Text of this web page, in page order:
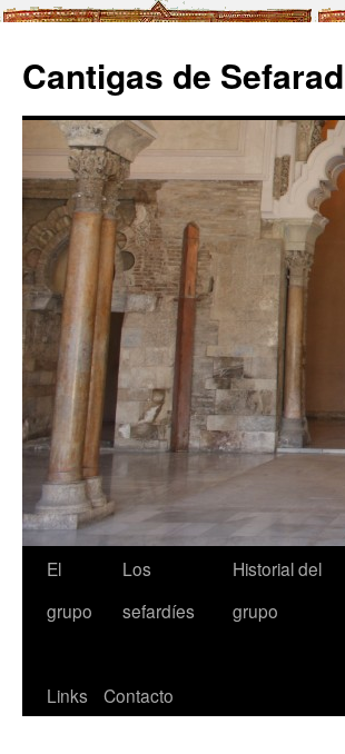
Cantigas de Sefarad
El
grupo
Los
sefardíes
Historial del
grupo
Links Contacto